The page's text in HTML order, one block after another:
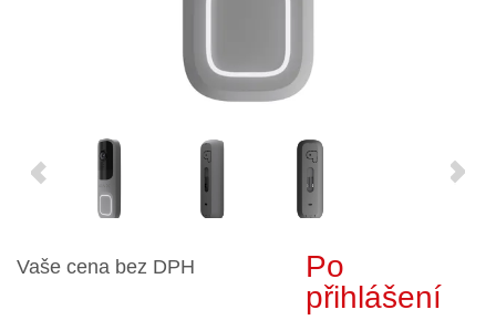
Vaše cena bez DPH
Po
přihlášení